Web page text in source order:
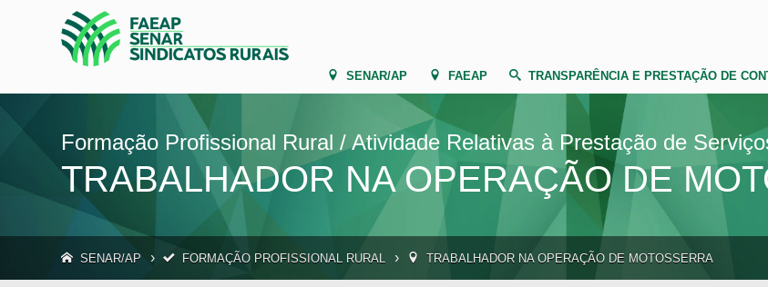
SENAR/AP FAEAP TRANSPARÊNCIA E PRESTAÇÃO DE
Formação Profissional Rural / Atividade Relativas à Prestação de
TRABALHADOR NA OPERAÇÃO DE
SENAR/AP › FORMAÇÃO PROFISSIONAL RURAL › TRABALHADOR NA OPERAÇÃO DE MOTOSSERRA